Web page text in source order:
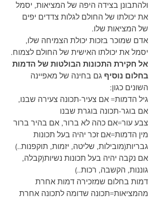
ולהתבונן בצידה היפה של המציאות, יסמל
את יכולתו של החולם לגלות צדדים יפים
של המציאות שלו.
אדם שמוכר בזכות יכולת הצמיחה שלו,
יסמל את יכולתו האישית של החולם לצמוח.
אל חקירת התכונות הבולטות של הדמות
בחלום נוסיף גם בחינה של מאפיינה
השונים כגון:
גיל הדמות= אם צעיר-תכונה צעירה שבנו,
אם בוגר-תכונה בוגרת שבנו
צבע עור=אם כהה לא ברור, אם בהיר ברור
מין הדמות=אם זכר יהיה בעל תכונות
גבריות(מובילות, שליטה, יזמות, תוקפנות..)
אם נקבה יהיה בעל תכונות נשיות(קבלה,
גוננות, הקשבה, רכות..)
דמות בחלום שמזכירה דמות אחרת
מהמציאות=תכונה שדומה לתכונה אחרת